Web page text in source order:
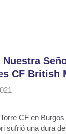
CF British
CF en
sufrió una dura